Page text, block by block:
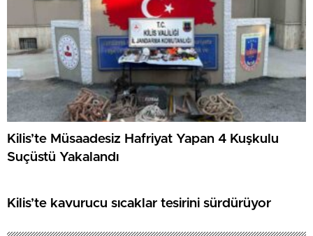
Kilis’te Müsaadesiz Hafriyat Yapan 4 Kuşkulu
Suçüstü Yakalandı
Kilis’te kavurucu sıcaklar tesirini sürdürüyor